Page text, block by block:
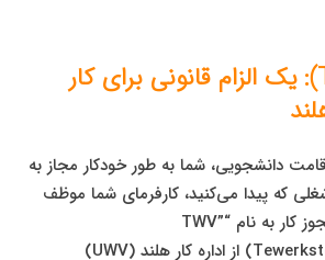
مجوز کار (TWV): یک الزام قانونی برای کار
دانشجویی، شما به طور خودکار مجاز به
که پیدا می‌کنید، کارفرمای شما موظف
است برای شما یک مجوز کار به نام “TWV”
(Tewerkstellingsvergunning) از اداره کار هلند (UWV)